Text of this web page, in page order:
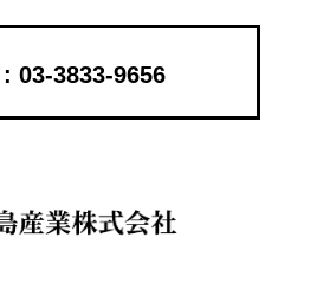
03-3833-9656